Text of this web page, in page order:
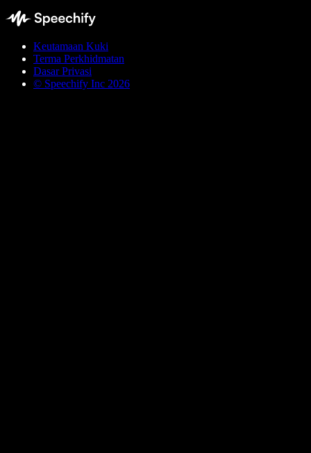
Keutamaan Kuki
Terma Perkhidmatan
Dasar Privasi
© Speechify Inc 2026